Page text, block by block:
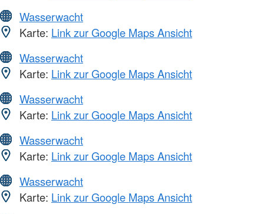
Wasserwacht
Karte: Link zur Google Maps Ansicht
Wasserwacht
Karte: Link zur Google Maps Ansicht
Wasserwacht
Karte: Link zur Google Maps Ansicht
Wasserwacht
Karte: Link zur Google Maps Ansicht
Wasserwacht
Karte: Link zur Google Maps Ansicht